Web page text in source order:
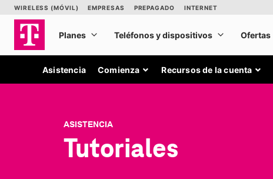
Asistencia Comienza Recursos de la cuenta
ASISTENCIA
Tutoriales